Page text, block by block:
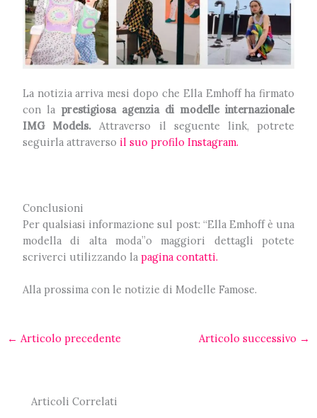
La notizia arriva mesi dopo che Ella Emhoff ha firmato
con la prestigiosa agenzia di modelle internazionale
IMG Models. Attraverso il seguente link, potrete
seguirla attraverso il suo profilo Instagram.
Conclusioni
Per qualsiasi informazione sul post: “Ella Emhoff è una
modella di alta moda”o maggiori dettagli potete
scriverci utilizzando la pagina contatti.
Alla prossima con le notizie di Modelle Famose.
← Articolo precedente Articolo successivo →
Articoli Correlati